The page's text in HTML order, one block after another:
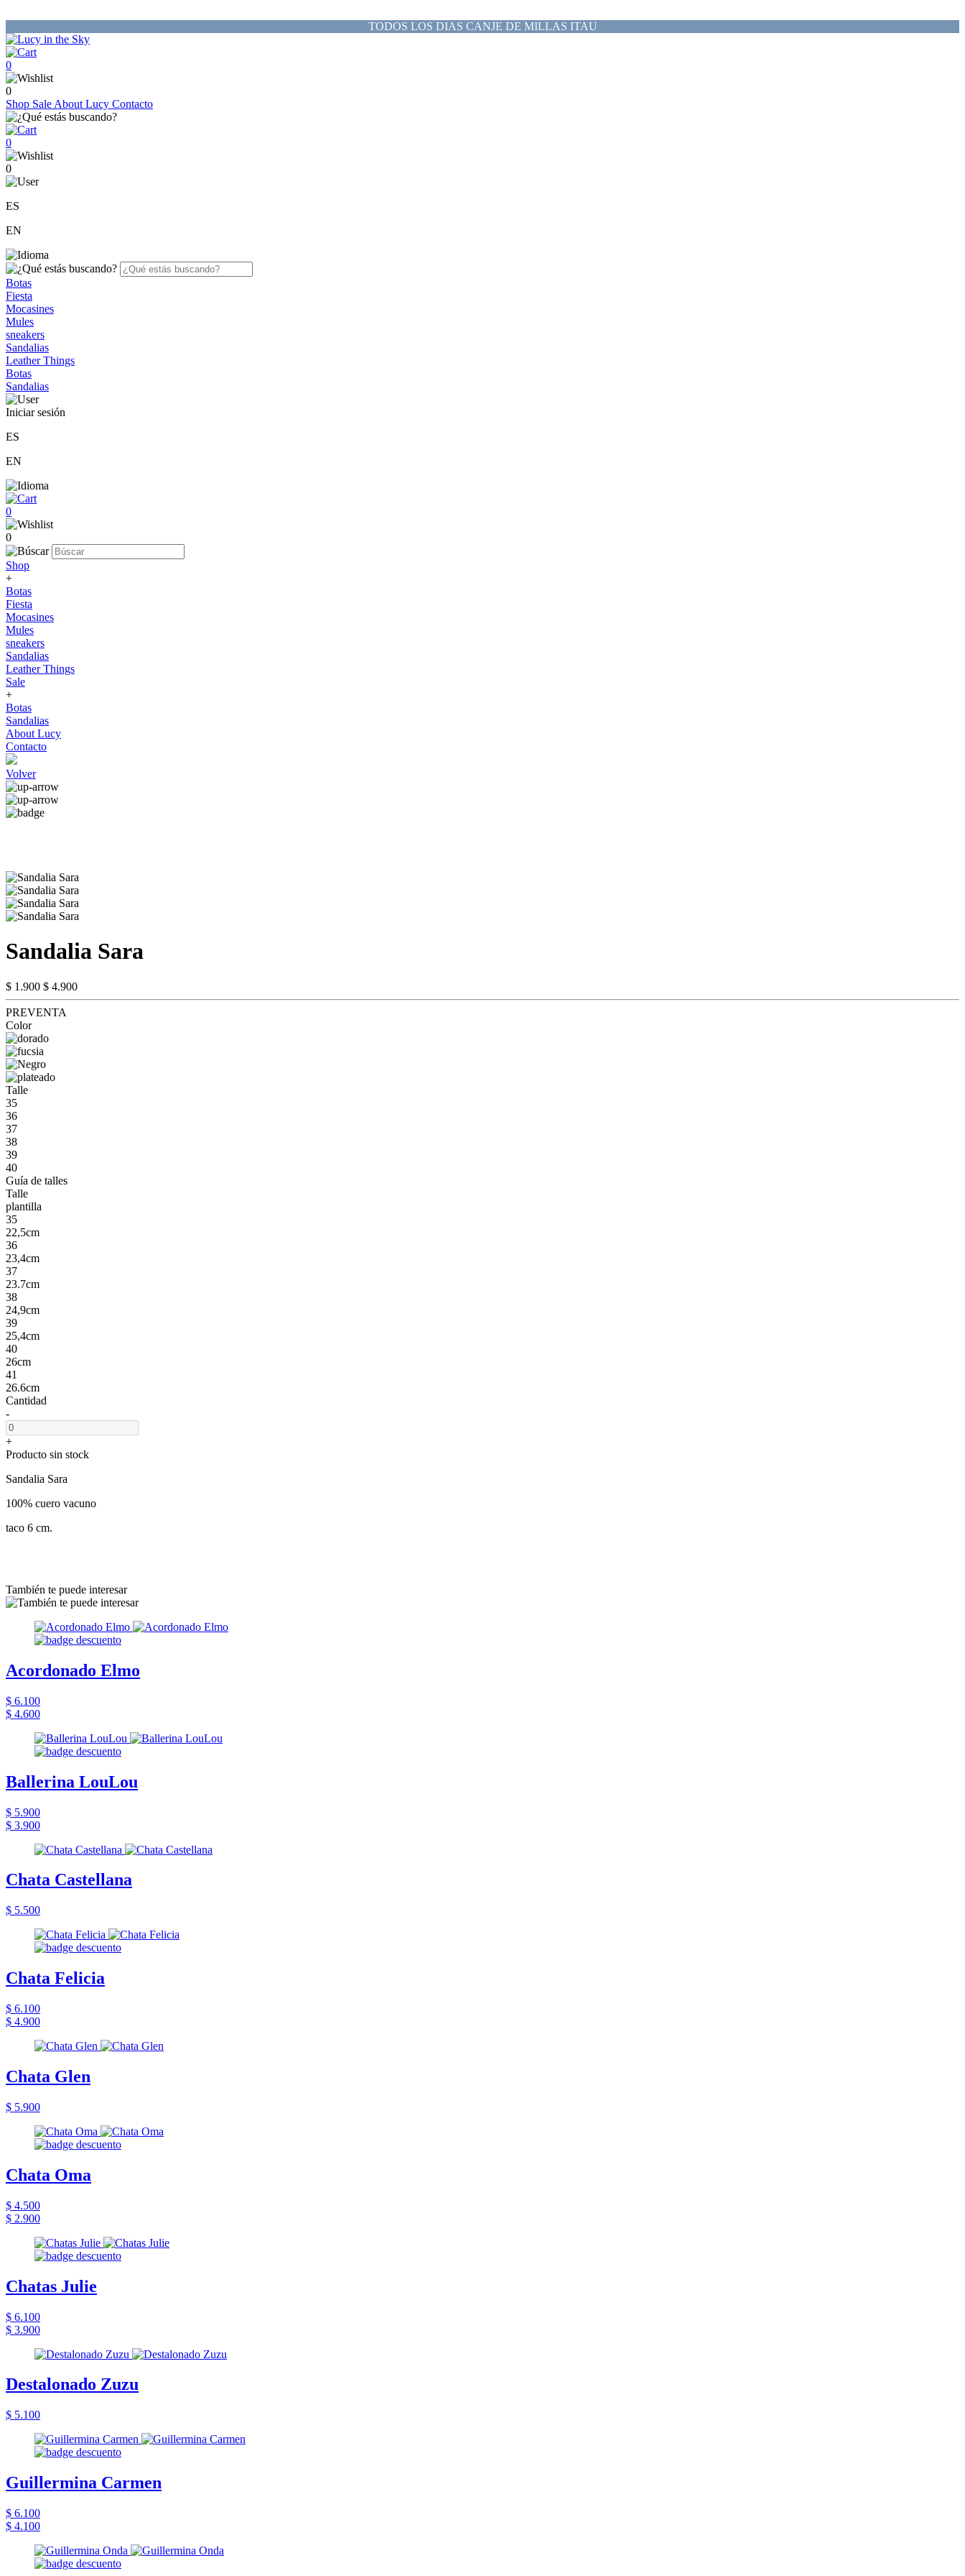
TODOS LOS DIAS CANJE DE MILLAS ITAU
0
0
Shop Sale About Lucy Contacto
0
0
ES
EN
Botas
Fiesta
Mocasines
Mules
sneakers
Sandalias
Leather Things
Botas
Sandalias
Iniciar sesión
ES
EN
0
0
Shop
+
Botas
Fiesta
Mocasines
Mules
sneakers
Sandalias
Leather Things
Sale
+
Botas
Sandalias
About Lucy
Contacto
Volver
Sandalia Sara
$ 1.900 $ 4.900
PREVENTA
Color
Talle
35
36
37
38
39
40
Guía de talles
Talle
plantilla
35
22,5cm
36
23,4cm
37
23.7cm
38
24,9cm
39
25,4cm
40
26cm
41
26.6cm
Cantidad
-
+
Producto sin stock
Sandalia Sara
100% cuero vacuno
taco 6 cm.
También te puede interesar
Acordonado Elmo
$ 6.100
$ 4.600
Ballerina LouLou
$ 5.900
$ 3.900
Chata Castellana
$ 5.500
Chata Felicia
$ 6.100
$ 4.900
Chata Glen
$ 5.900
Chata Oma
$ 4.500
$ 2.900
Chatas Julie
$ 6.100
$ 3.900
Destalonado Zuzu
$ 5.100
Guillermina Carmen
$ 6.100
$ 4.100